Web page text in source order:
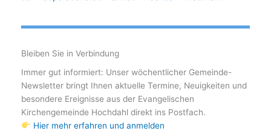
Bleiben Sie in Verbindung
Immer gut informiert: Unser wöchentlicher Gemeinde-
Newsletter bringt Ihnen aktuelle Termine, Neuigkeiten und
besondere Ereignisse aus der Evangelischen
Kirchengemeinde Hochdahl direkt ins Postfach.
Hier mehr erfahren und anmelden